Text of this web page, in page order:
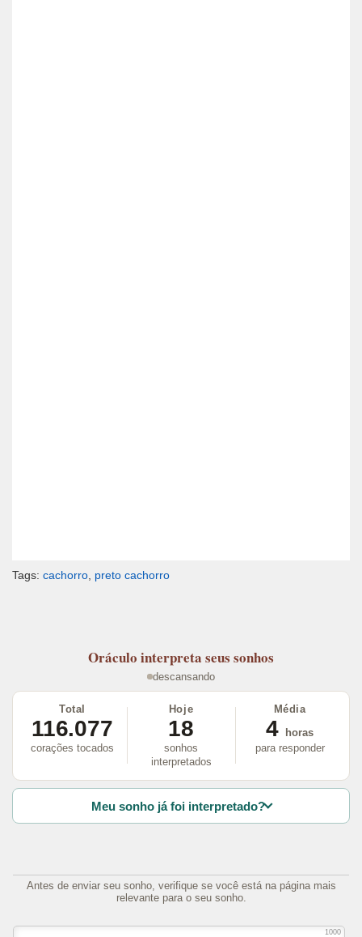
Tags: cachorro, preto cachorro
Oráculo interpreta seus sonhos
descansando
Total
116.077
corações tocados
Hoje
18
sonhos
interpretados
Média
4 horas
para responder
Meu sonho já foi interpretado?
Antes de enviar seu sonho, verifique se você está na página mais
relevante para o seu sonho.
1000